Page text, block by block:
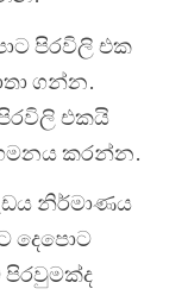
පිරවිලි එක
ගන්න.
එකයි
කරන්න.
නිර්මාණය
දෙපොට